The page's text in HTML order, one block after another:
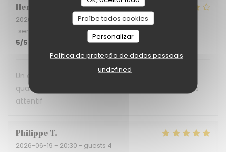
Proíbe todos cookies
Personalizar
Política de proteção de dados pessoais
undefined
Hervé
2026-06-30
- 12:30 - guests 3
service
ambience:5/5 menu:5
:
5/5
Un déjeuner en terrasse ombragée, une cuisine de
qualité servie par une belle équipe et un patron très
attentif
Philippe T
2026-06-19 - 20:30 - guests 4